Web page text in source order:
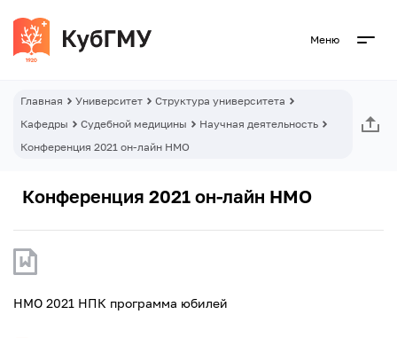
Меню
Главная Университет
Структура университета
Кафедры
Судебной медицины
Научная деятельность
Конференция 2021 он-лайн НМО
Конференция 2021 он-лайн НМО
НМО 2021 НПК программа юбилей